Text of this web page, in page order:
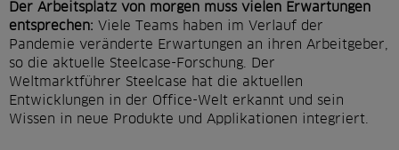
s
p
r
i
Der Arbeitsplatz von morgen muss vielen Erwartungen
entsprechen: Viele Teams haben im Verlauf der
Pandemie veränderte Erwartungen an ihren Arbeitgeber,
so die aktuelle Steelcase-Forschung. Der
Weltmarktführer Steelcase hat die aktuellen
Entwicklungen in der Office-Welt erkannt und sein
Wissen in neue Produkte und Applikationen integriert.